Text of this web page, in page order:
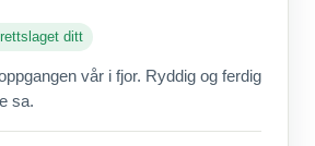
ditt
vår i fjor. Ryddig og ferdig
sa.